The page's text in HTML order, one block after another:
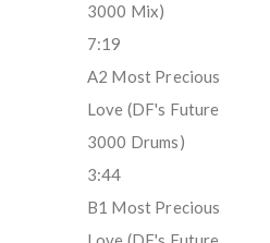
3000 Mix)
7:19
A2 Most Precious
Love (DF's Future
3000 Drums)
3:44
B1 Most Precious